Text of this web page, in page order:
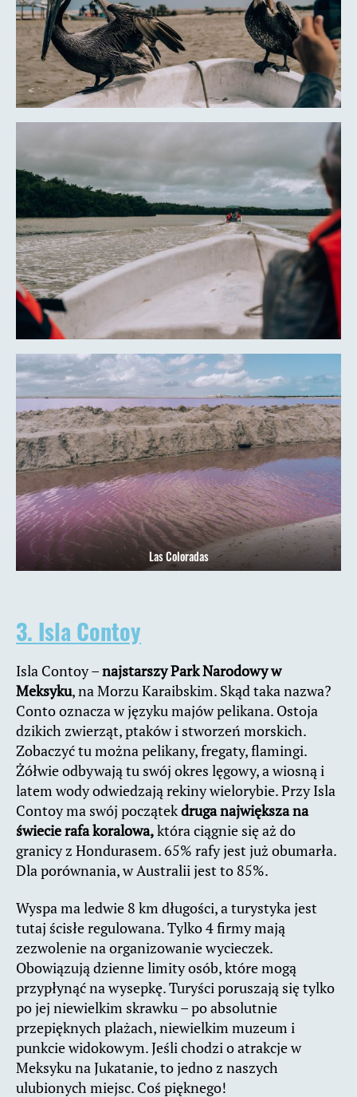
Las Coloradas
3. Isla Contoy
Isla Contoy –najstarszy Park Narodowy w
Meksyku, na Morzu Karaibskim. Skąd taka nazwa?
Conto oznacza w języku majów pelikana. Ostoja
dzikich zwierząt, ptaków i stworzeń morskich.
Zobaczyć tu można pelikany, fregaty, flamingi.
Żółwie odbywają tu swój okres lęgowy, a wiosną i
latem wody odwiedzają rekiny wielorybie. Przy Isla
Contoy ma swój początekdruga największa na
świecie rafa koralowa,która ciągnie się aż do
granicy z Hondurasem. 65% rafy jest już obumarła.
Dla porównania, w Australii jest to 85%.
Wyspa ma ledwie 8 km długości, a turystyka jest
tutaj ścisłe regulowana. Tylko 4 firmy mają
zezwolenie na organizowanie wycieczek.
Obowiązują dzienne limity osób, które mogą
przypłynąć na wysepkę. Turyści poruszają się tylko
po jej niewielkim skrawku – po absolutnie
przepięknych plażach, niewielkim muzeum i
punkcie widokowym. Jeśli chodzi o atrakcje w
Meksyku na Jukatanie, to jedno z naszych
ulubionych miejsc. Coś pięknego!